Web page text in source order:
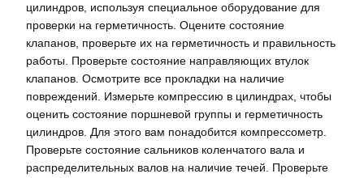
цилиндров, используя специальное оборудование для
проверки на герметичность. Оцените состояние
клапанов, проверьте их на герметичность и правильность
работы. Проверьте состояние направляющих втулок
клапанов. Осмотрите все прокладки на наличие
повреждений. Измерьте компрессию в цилиндрах, чтобы
оценить состояние поршневой группы и герметичность
цилиндров. Для этого вам понадобится компрессометр.
Проверьте состояние сальников коленчатого вала и
распределительных валов на наличие течей. Проверьте